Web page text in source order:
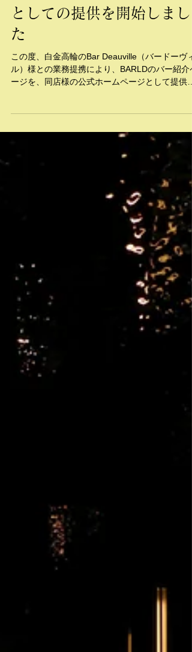
Bar Deauville様の公式HP
としての提供を開始しまし
た
この度、白金高輪のBar Deauville（バードーヴィ
ル）様との業務提携により、BARLDのバー紹介